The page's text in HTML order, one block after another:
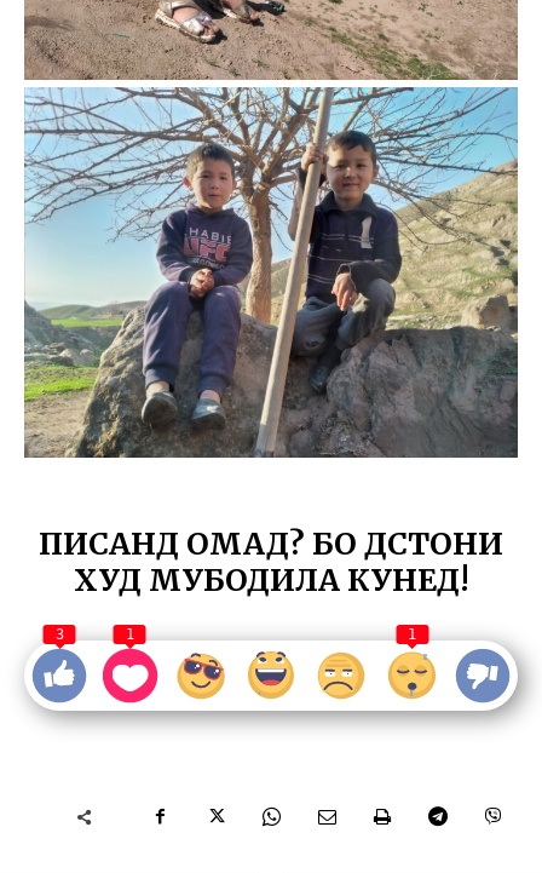
ПИСАНД ОМАД? БО ДӮСТОНИ
ХУД МУБОДИЛА КУНЕД!
3 1 1